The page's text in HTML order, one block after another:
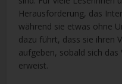
Herausforderung, das
während sie etwas ohne
dazu führt, dass sie ihren
aufgeben, sobald sich
erweist.